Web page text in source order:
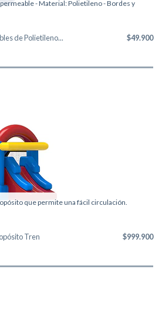
- Material: Polietileno - Bordes y
de Polietileno... $49.900
que permite una fácil circulación.
Tren $999.900